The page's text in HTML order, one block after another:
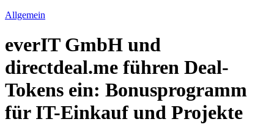
Allgemein
everIT GmbH und
directdeal.me führen Deal-
Tokens ein: Bonusprogramm
für IT-Einkauf und Projekte